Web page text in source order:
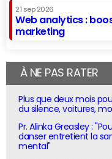
21 sep 2026
Web analytics :
marketing
À NE PAS RATER
Plus que deux mois
du silence, voitures,
Pr. Alinka Greasley :
danser entretient la
mental"